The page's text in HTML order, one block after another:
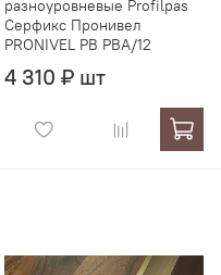
разноуровневые Profilpas
Серфикс Пронивел
PRONIVEL PB PBA/12
4 310 ₽ шт